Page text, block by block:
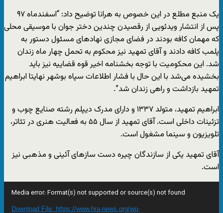
یک منبع مطلع در این خصوص به هرانا توضیح داد: “اسفندماه ۹۷
پس از انتشار ویدئویی از رقصیدن چندین دختر جوان با موسیقی محلی
که مهمان کافه بودند در فضای مجازی نهادهای مسئول دستور به
پلمب کافه دادند و آقای تمهید نیز محکوم به تحمل چهار ماه زندان
شد. این محکومیت با توجه بخشنامه اخیر قوه قضاییه نیز باید
بخشیده می‌شد با این حال با فشار اطلاعات سپاه بوشهر نهایتا ابراهیم
تمهید بازداشت و راهی زندان شد”.
ابراهیم تمهید، متولد ۱۳۳۷ و دارای مدرک دیپلم رشته صنایع چوب و
تزئینات داخلی است. آقای تمهید از سال ۵۵ به فعالیت هنری در تئاتر،
تلویزیون و سینما مشغول است.
آقای تمهید یکی از سازندگان چیره دست سازهای آئینی و مذهبی نیز
است.
Player
Media error: Format(s) not supported or source(s) not found
Download File: https://www.hra-news.org/wp-